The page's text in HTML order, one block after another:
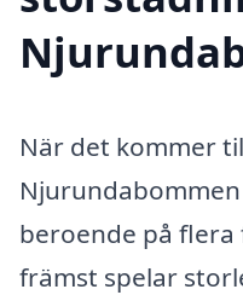
När det kommer
beroende på flera
främst spelar